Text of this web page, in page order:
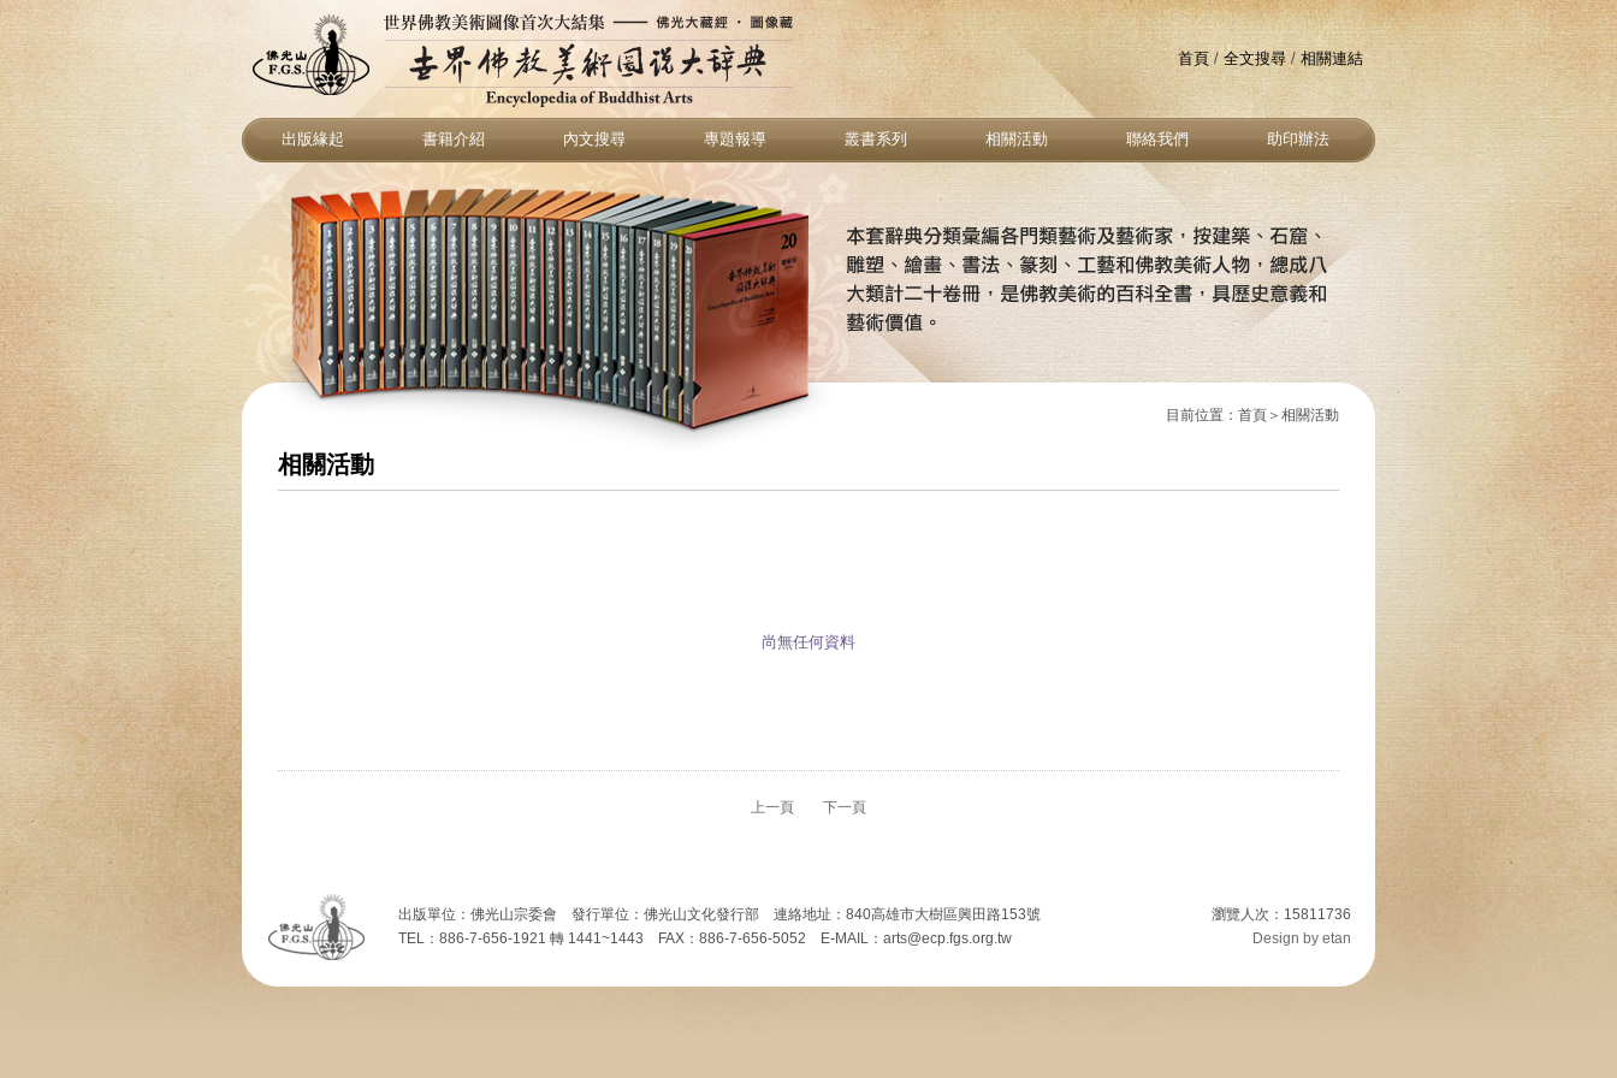
首頁/全文搜尋/ 相關連結
出版緣起 書籍介紹 內文搜尋 專題報導 叢書系列 相關活動 聯絡我們 助印辦法
目前位置：首頁＞相關活動
相關活動
尚無任何資料
上一頁 下一頁
出版單位：佛光山宗委會 發行單位：佛光山文化發行部 連絡地址：840高雄市大樹區興田路153號
TEL：886-7-656-1921 轉 1441~1443 FAX：886-7-656-5052 E-MAIL：arts@ecp.fgs.org.tw
瀏覽人次：15811736
Design by etan